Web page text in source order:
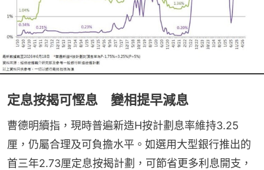
定息按揭可慳息 變相提早減息
曹德明續指，現時普遍新造H按計劃息率維持3.25
厘，仍屬合理及可負擔水平。如選用大型銀行推出的
首三年2.73厘定息按揭計劃，可節省更多利息開支，